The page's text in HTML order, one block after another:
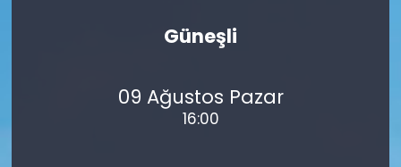
Güneşli
09 Ağustos Pazar
16:00